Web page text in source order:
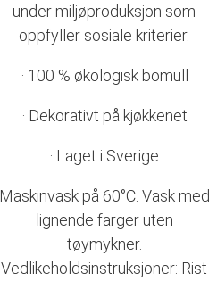
under miljøproduksjon som
oppfyller sosiale kriterier.
· 100 % økologisk bomull
· Dekorativt på kjøkkenet
· Laget i Sverige
Maskinvask på 60°C. Vask med
lignende farger uten
tøymykner.
Vedlikeholdsinstruksjoner: Rist